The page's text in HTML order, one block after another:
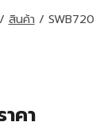
/ สินค้า / SWB720
คา